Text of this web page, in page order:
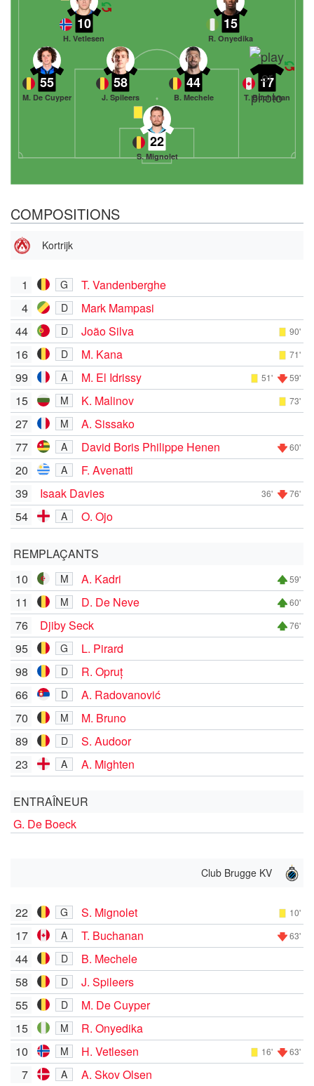
22
S. Mignolet
55
M. De Cuyper
58
J. Spileers
44
B. Mechele
17
T. Buchanan
10
H. Vetlesen
15
R. Onyedika
COMPOSITIONS
Kortrijk
1 G
T. Vandenberghe
4
D
Mark Mampasi
44
D João Silva 90'
16 D M. Kana 71'
99 A M. El Idrissy 51' 59'
15 M K. Malinov 73'
27 M
A. Sissako
77
A David Boris Philippe Henen 60'
20 A
F. Avenatti
39
Isaak Davies 36' 76'
54 A O. Ojo
REMPLAÇANTS
10
M A. Kadri 59'
11 M D. De Neve 60'
76 Djiby Seck 76'
95 G
L. Pirard
98
D
R. Opruț
66
D
A. Radovanović
70
M
M. Bruno
89
D
S. Audoor
23
A A. Mighten
ENTRAÎNEUR
G. De Boeck
Club Brugge KV
22 G S. Mignolet 10'
17 A T. Buchanan 63'
44 D
B. Mechele
58
D
J. Spileers
55
D
M. De Cuyper
15
M
R. Onyedika
10
M H. Vetlesen 16' 63'
7 A A. Skov Olsen